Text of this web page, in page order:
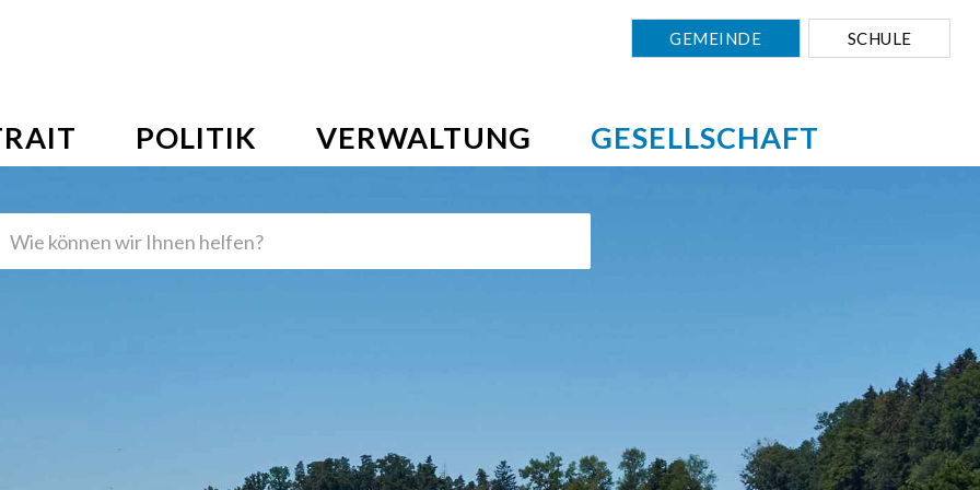
AG
GEMEINDE SCHULE
POLITIK VERWALTUNG GESELLSCHAFT